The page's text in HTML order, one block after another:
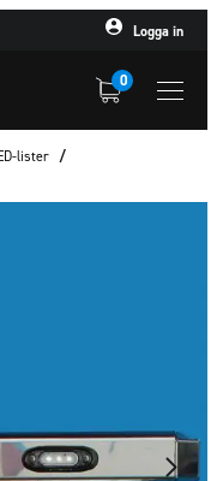
Logga in
0
lister /